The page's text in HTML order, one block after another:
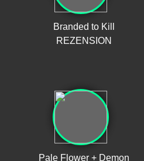
Branded to Kill
REZENSION
Pale Flower + Demon